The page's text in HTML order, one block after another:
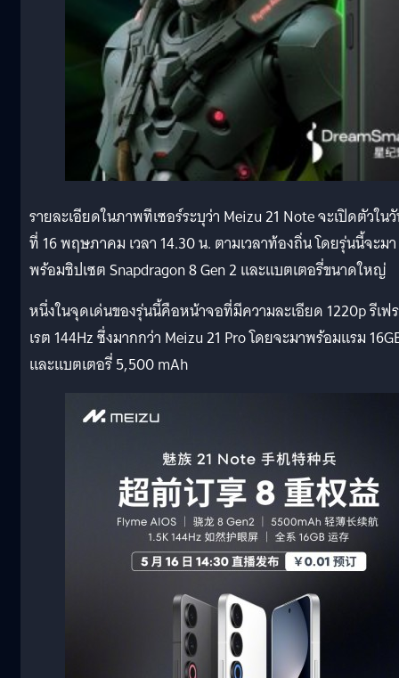
รายละเอียดในภาพทีเซอร์ระบุว่า Meizu 21 Note จะเปิดตัวใน
ที่ 16 พฤษภาคม เวลา 14.30 น. ตามเวลาท้องถิ่น โดยรุ่นนี้จะมา
พร้อมชิปเซต Snapdragon 8 Gen 2 และแบตเตอรี่ขนาดใหญ่
หนึ่งในจุดเด่นของรุ่นนี้คือหน้าจอที่มีความละเอียด 1220p รีเฟ
เรต 144Hz ซึ่งมากกว่า Meizu 21 Pro โดยจะมาพร้อมแรม
และแบตเตอรี่ 5,500 mAh